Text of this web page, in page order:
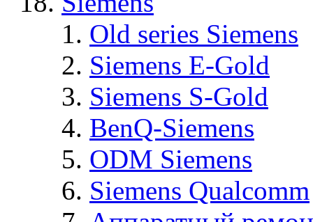
Old series Siemens
Siemens E-Gold
Siemens S-Gold
BenQ-Siemens
ODM Siemens
Siemens Qualcomm